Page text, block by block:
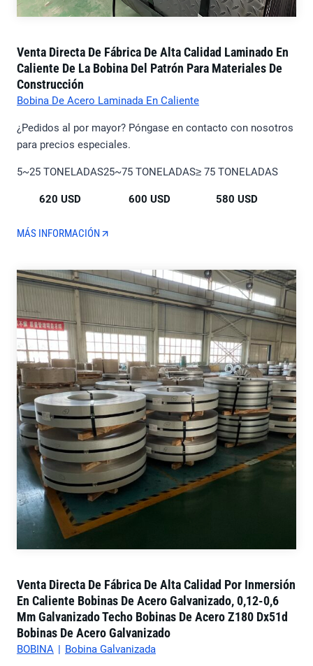
Venta Directa De Fábrica De Alta Calidad Laminado En
Caliente De La Bobina Del Patrón Para Materiales De
Construcción
Bobina De Acero Laminada En Caliente
¿Pedidos al por mayor? Póngase en contacto con nosotros
para precios especiales.
5~25 TONELADAS
620 USD
25~75 TONELADAS
600 USD
≥ 75 TONELADAS
580 USD
MÁS INFORMACIÓN
Venta Directa De Fábrica De Alta Calidad Por Inmersión
En Caliente Bobinas De Acero Galvanizado, 0,12-0,6
Mm Galvanizado Techo Bobinas De Acero Z180 Dx51d
Bobinas De Acero Galvanizado
BOBINA | Bobina Galvanizada